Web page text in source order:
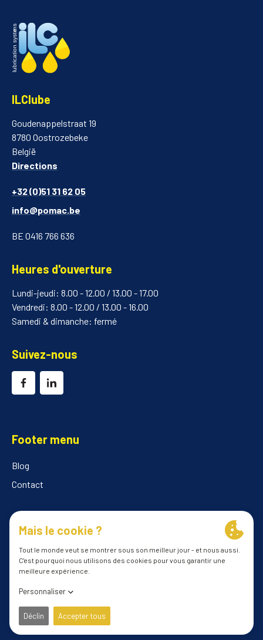
ILClube
Goudenappelstraat 19
8780 Oostrozebeke
België
Directions
+32 (0)51 31 62 05
info@pomac.be
BE 0416 766 636
Heures d'ouverture
Lundi-jeudi: 8.00 - 12.00 / 13.00 - 17.00
Vendredi: 8.00 - 12.00 / 13.00 - 16.00
Samedi & dimanche: fermé
Suivez-nous
Footer menu
Blog
Contact
Conditions générales
Politique de confidentialité
les préférences en matière de cookies
site web par